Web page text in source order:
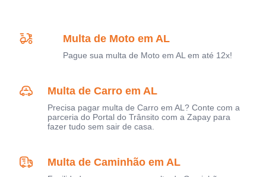
Multa de Moto em AL
Pague sua multa de Moto em AL em até 12x!
Multa de Carro em AL
Precisa pagar multa de Carro em AL? Conte com a
parceria do Portal do Trânsito com a Zapay para
fazer tudo sem sair de casa.
Multa de Caminhão em AL